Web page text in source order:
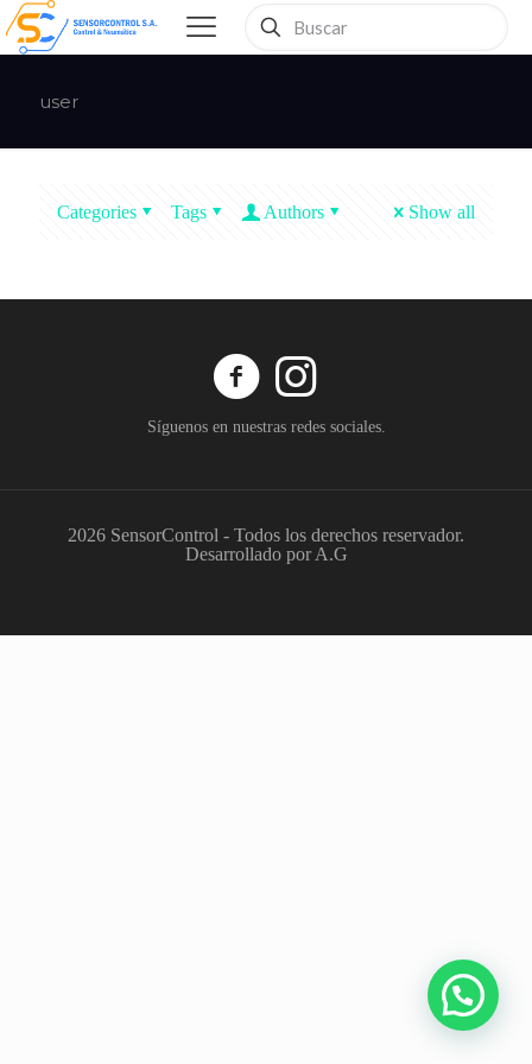
user
Categories Tags Authors Show all
Síguenos en nuestras redes sociales.
2026 SensorControl - Todos los derechos reservador.
Desarrollado por A.G